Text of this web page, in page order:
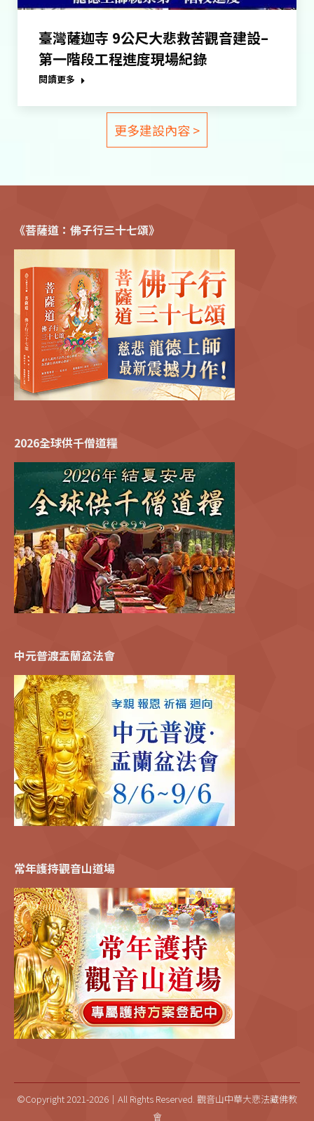
臺灣薩迦寺 9公尺大悲救苦觀音建設–
第一階段工程進度現場紀錄
閱讀更多
更多建設內容 >
《菩薩道：佛子行三十七頌》
2026全球供千僧道糧
中元普渡盂蘭盆法會
常年護持觀音山道場
©Copyright 2021-2026｜All Rights Reserved. 觀音山中華大悲法藏佛教
會